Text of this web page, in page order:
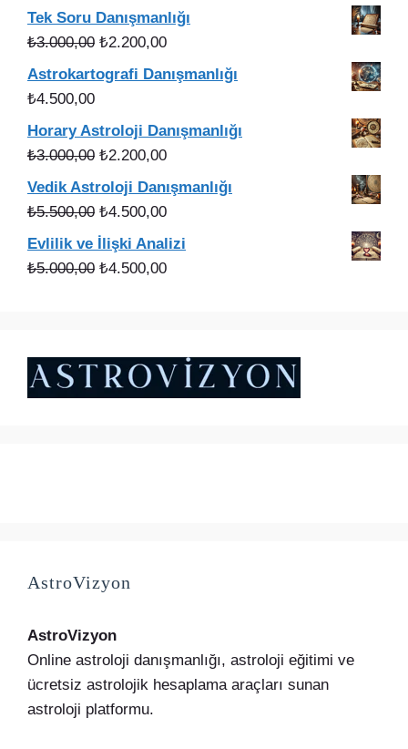
fiyat:
₺6.000,00.
andaki
fiyat:
Tek Soru Danışmanlığı
₺3.000,00 Orijinal
fiyat:
₺2.200,00Şu
Astrokartografi Danışmanlığı
₺4.500,00
Horary Astroloji Danışmanlığı
₺3.000,00 Orijinal
fiyat:
₺3.000,00.
₺2.200,00Şu
fiyat:
Vedik Astroloji Danışmanlığı
₺5.500,00 Orijinal
fiyat:
₺5.500,00.
₺4.500,00Şu
andaki
fiyat:
Evlilik ve İlişki Analizi
₺5.000,00 Orijinal
₺4.500,00Şu
AstroVizyon
AstroVizyon
Online astroloji danışmanlığı, astroloji eğitimi ve
ücretsiz astrolojik hesaplama araçları sunan
astroloji platformu.